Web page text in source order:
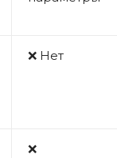
❌ Нет
❌